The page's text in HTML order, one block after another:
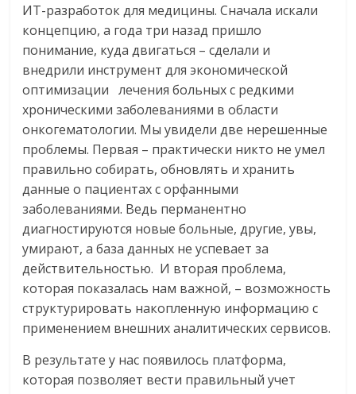
ИТ-разработок для медицины. Сначала искали
концепцию, а года три назад пришло
понимание, куда двигаться – сделали и
внедрили инструмент для экономической
оптимизации лечения больных с редкими
хроническими заболеваниями в области
онкогематологии. Мы увидели две нерешенные
проблемы. Первая – практически никто не умел
правильно собирать, обновлять и хранить
данные о пациентах с орфанными
заболеваниями. Ведь перманентно
диагностируются новые больные, другие, увы,
умирают, а база данных не успевает за
действительностью. И вторая проблема,
которая показалась нам важной, – возможность
структурировать накопленную информацию с
применением внешних аналитических сервисов.
В результате у нас появилось платформа,
которая позволяет вести правильный учет